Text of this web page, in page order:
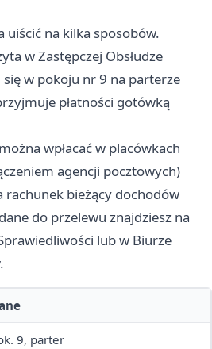
uiścić na kilka sposobów.
w Zastępczej Obsłudze
w pokoju nr 9 na parterze
płatności gotówką
wpłacać w placówkach
agencji pocztowych)
bieżący dochodów
do przelewu znajdziesz na
lub w Biurze
9, parter